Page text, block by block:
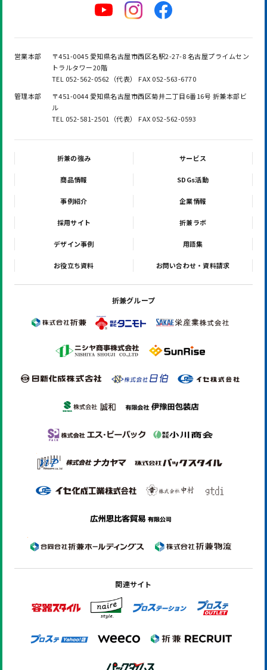
営業本部
〒451-0045 愛知県名古屋市西区名駅2-27-8 名古屋プライムセン
トラルタワー20階
TEL 052-562-0562（代表） FAX 052-563-6770
管理本部
〒451-0044 愛知県名古屋市西区菊井二丁目6番16号 折兼本部ビ
ル
TEL 052-581-2501（代表） FAX 052-562-0593
折兼の強み サービス
商品情報 SDGs活動
事例紹介 企業情報
採用サイト 折兼ラボ
デザイン事例 用語集
お役立ち資料 お問い合わせ・資料請求
折兼グループ
関連サイト